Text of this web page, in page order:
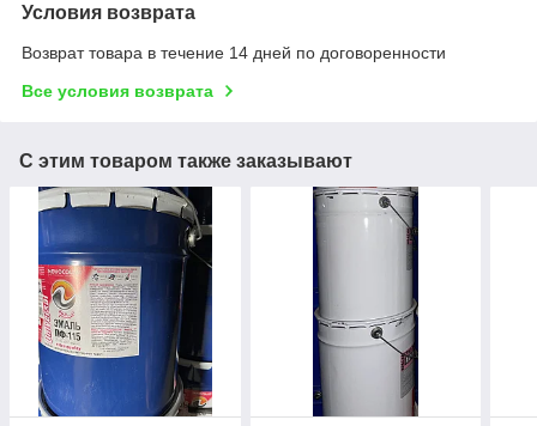
Условия возврата
Возврат товара в течение 14 дней по договоренности
Все условия возврата
С этим товаром также заказывают